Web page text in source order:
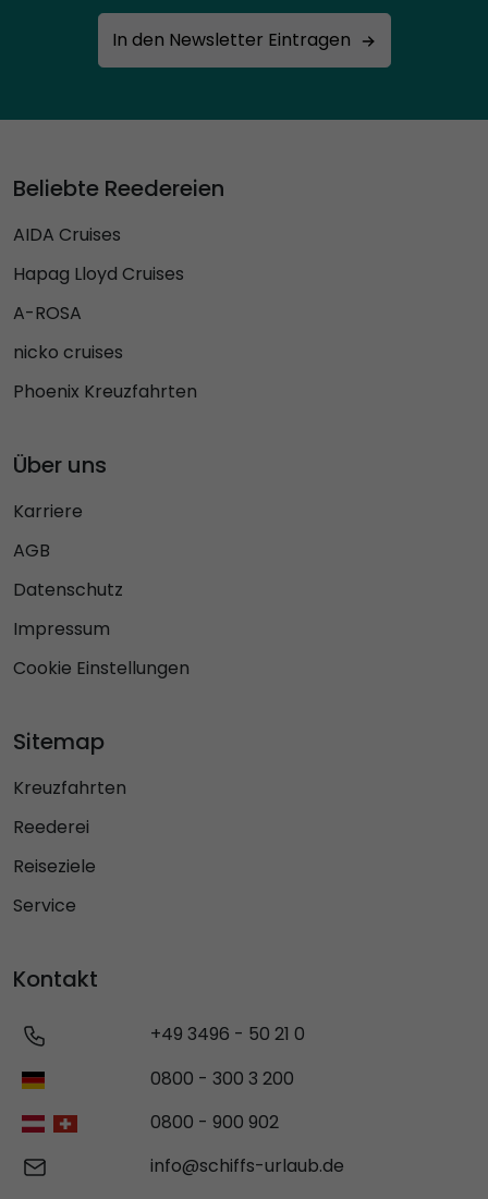
In den Newsletter Eintragen
Beliebte Reedereien
AIDA Cruises
Hapag Lloyd Cruises
A-ROSA
nicko cruises
Phoenix Kreuzfahrten
Über uns
Karriere
AGB
Datenschutz
Impressum
Cookie Einstellungen
Sitemap
Kreuzfahrten
Reederei
Reiseziele
Service
Kontakt
+49 3496 - 50 21 0
0800 - 300 3 200
0800 - 900 902
info@schiffs-urlaub.de